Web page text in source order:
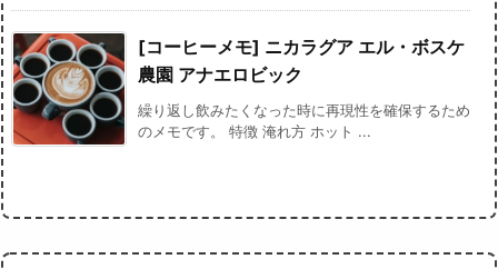
[コーヒーメモ] ニカラグア エル・ボスケ
農園 アナエロビック
繰り返し飲みたくなった時に再現性を確保するため
のメモです。 特徴 淹れ方 ホット ...